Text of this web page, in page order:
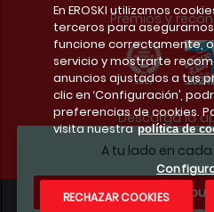
A tu lado en
¿Te
Premios y
Descarga la
En EROSKI utilizamos
terceros para
funcione correctamente,
servicio y mostrarte
anuncios ajustados a tus
clic en ‘Configuración’,
preferencias de cookies.
visita nuestra política de
RECHAZAR COOKIES